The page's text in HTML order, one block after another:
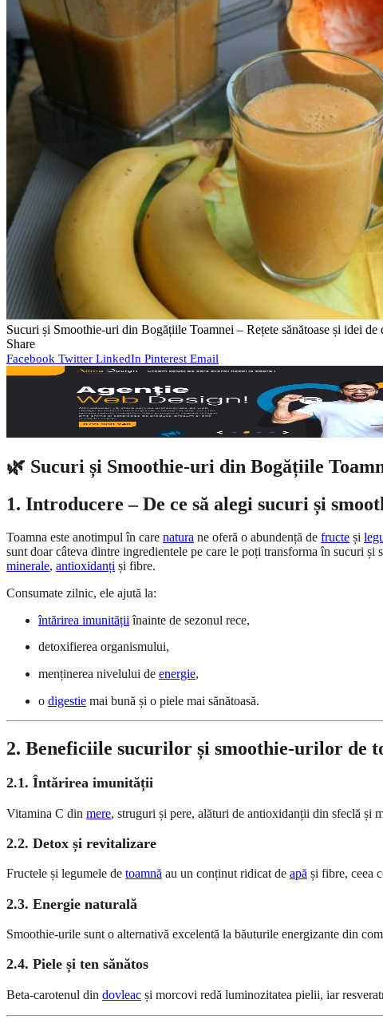
Sucuri și Smoothie-uri din Bogățiile Toamnei – Rețete sănătoase și idei de
Share
Facebook Twitter LinkedIn Pinterest Email
🌿 Sucuri și Smoothie-uri din Bogățiile
1. Introducere – De ce să alegi sucuri și
Toamna este anotimpul în care natura ne oferă o abundență de fructe și
sunt doar câteva dintre ingredientele pe care le poți transforma în sucuri
minerale, antioxidanți și fibre.
Consumate zilnic, ele ajută la:
întărirea imunității înainte de sezonul rece,
detoxifierea organismului,
menținerea nivelului de energie,
o digestie mai bună și o piele mai sănătoasă.
2. Beneficiile sucurilor și smoothie-urilor de
2.1. Întărirea imunității
Vitamina C din mere, struguri și pere, alături de antioxidanții din sfeclă și
2.2. Detox și revitalizare
Fructele și legumele de toamnă au un conținut ridicat de apă și fibre, ceea
2.3. Energie naturală
Smoothie-urile sunt o alternativă excelentă la băuturile energizante din
2.4. Piele și ten sănătos
Beta-carotenul din dovleac și morcovi redă luminozitatea pielii, iar